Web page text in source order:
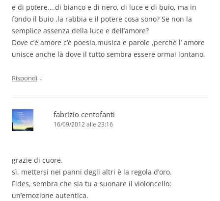
e di potere….di bianco e di nero, di luce e di buio, ma in
fondo il buio ,la rabbia e il potere cosa sono? Se non la
semplice assenza della luce e dell’amore?
Dove c’è amore c’è poesia,musica e parole ,perché l’ amore
unisce anche là dove il tutto sembra essere ormai lontano,
Rispondi ↓
fabrizio centofanti
16/09/2012 alle 23:16
grazie di cuore.
sì, mettersi nei panni degli altri è la regola d’oro.
Fides, sembra che sia tu a suonare il violoncello:
un’emozione autentica.